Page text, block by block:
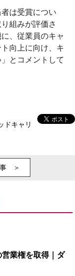
は受賞につい
組みが評価さ
、従業員のキャ
向上に向け、キ
とコメントして
ドキャリ
事 ＞
営業権を取得｜ダ